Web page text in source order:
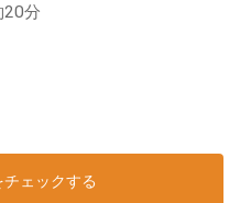
20分
ェックする